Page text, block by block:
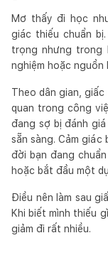
Mơ thấy đi học
giác thiếu chuẩn
trọng nhưng trong
nghiệm hoặc nguồn
Theo dân gian,
quan trong công
đang sợ bị đánh
sẵn sàng. Cảm
đời bạn đang
hoặc bắt đầu một
Điều nên làm sau
Khi biết mình thiếu
giảm đi rất nhiều.